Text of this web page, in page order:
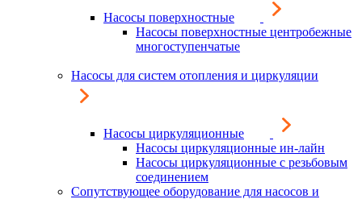
Насосы поверхностные
Насосы поверхностные центробежные
многоступенчатые
Насосы для систем отопления и циркуляции
Насосы циркуляционные
Насосы циркуляционные ин-лайн
Насосы циркуляционные с резьбовым
соединением
Сопутствующее оборудование для насосов и